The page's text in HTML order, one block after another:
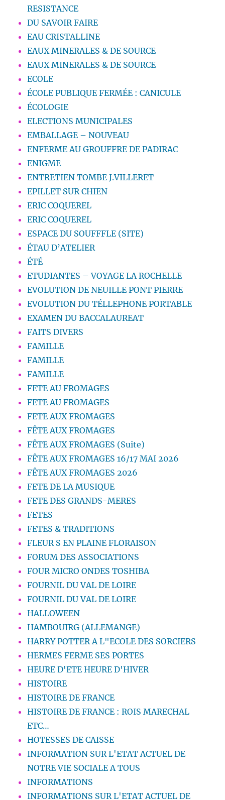
RESISTANCE
DU SAVOIR FAIRE
EAU CRISTALLINE
EAUX MINERALES & DE SOURCE
EAUX MINERALES & DE SOURCE
ECOLE
ÉCOLE PUBLIQUE FERMÉE : CANICULE
ÉCOLOGIE
ELECTIONS MUNICIPALES
EMBALLAGE – NOUVEAU
ENFERME AU GROUFFRE DE PADIRAC
ENIGME
ENTRETIEN TOMBE J.VILLERET
EPILLET SUR CHIEN
ERIC COQUEREL
ERIC COQUEREL
ESPACE DU SOUFFFLE (SITE)
ÉTAU D’ATELIER
ÉTÉ
ETUDIANTES – VOYAGE LA ROCHELLE
EVOLUTION DE NEUILLE PONT PIERRE
EVOLUTION DU TÉLLEPHONE PORTABLE
EXAMEN DU BACCALAUREAT
FAITS DIVERS
FAMILLE
FAMILLE
FAMILLE
FETE AU FROMAGES
FETE AU FROMAGES
FETE AUX FROMAGES
FÊTE AUX FROMAGES
FÊTE AUX FROMAGES (Suite)
FÊTE AUX FROMAGES 16/17 MAI 2026
FÊTE AUX FROMAGES 2026
FETE DE LA MUSIQUE
FETE DES GRANDS-MERES
FETES
FETES & TRADITIONS
FLEUR S EN PLAINE FLORAISON
FORUM DES ASSOCIATIONS
FOUR MICRO ONDES TOSHIBA
FOURNIL DU VAL DE LOIRE
FOURNIL DU VAL DE LOIRE
HALLOWEEN
HAMBOUIRG (ALLEMANGE)
HARRY POTTER A L"ECOLE DES SORCIERS
HERMES FERME SES PORTES
HEURE D'ETE HEURE D'HIVER
HISTOIRE
HISTOIRE DE FRANCE
HISTOIRE DE FRANCE : ROIS MARECHAL
ETC…
HOTESSES DE CAISSE
INFORMATION SUR L'ETAT ACTUEL DE
NOTRE VIE SOCIALE A TOUS
INFORMATIONS
INFORMATIONS SUR L'ETAT ACTUEL DE